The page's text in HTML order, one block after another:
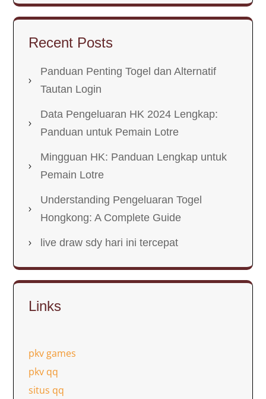
Recent Posts
Panduan Penting Togel dan Alternatif
Tautan Login
Data Pengeluaran HK 2024 Lengkap:
Panduan untuk Pemain Lotre
Mingguan HK: Panduan Lengkap untuk
Pemain Lotre
Understanding Pengeluaran Togel
Hongkong: A Complete Guide
live draw sdy hari ini tercepat
Links
pkv games
pkv qq
situs qq